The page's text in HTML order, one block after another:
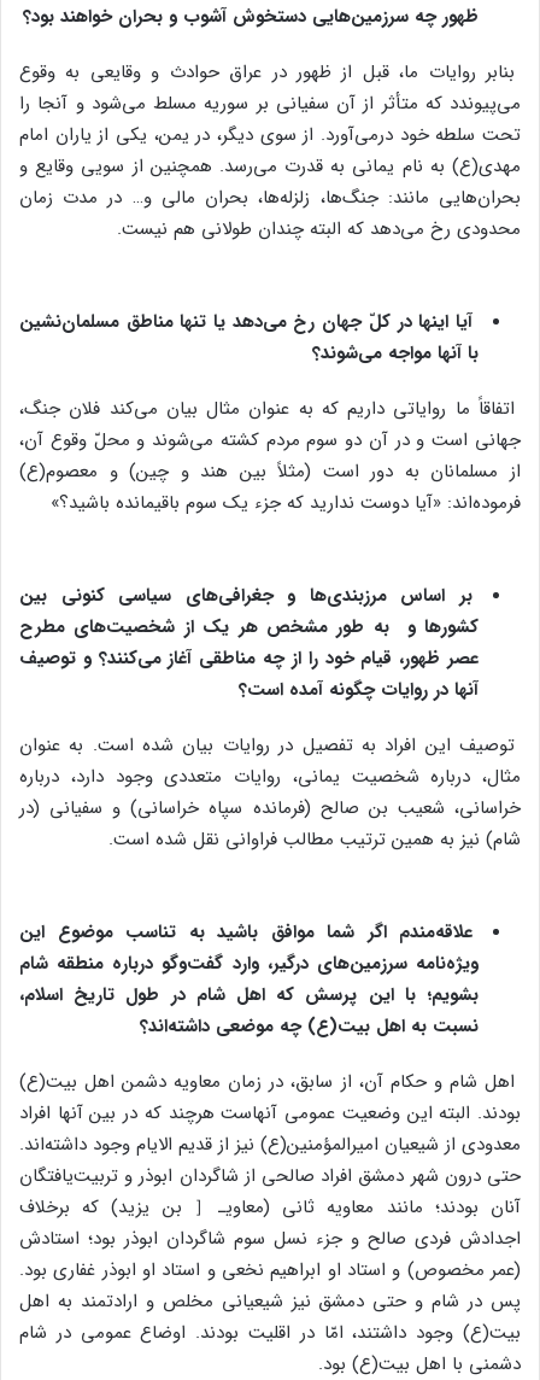
ظهور چه سرزمین‌هایی دستخوش آشوب و بحران خواهند بود؟
بنابر روایات ما، قبل از ظهور در عراق حوادث و وقایعی به وقوع
می‌پیوندد که متأثر از آن سفیانی بر سوریه مسلط می‌شود و آنجا را
تحت سلطه خود درمی‌آورد. از سوی دیگر، در یمن، یکی از یاران امام
مهدی(ع) به نام یمانی به قدرت می‌رسد. همچنین از سویی وقایع و
بحران‌هایی مانند: جنگ‌ها، زلزله‌ها، بحران مالی و… در مدت زمان
محدودی رخ می‌دهد که البته چندان طولانی هم نیست.
آیا اینها در کلّ جهان رخ می‌دهد یا تنها مناطق مسلمان‌نشین
با آنها مواجه می‌شوند؟
اتفاقاً ما روایاتی داریم که به عنوان مثال بیان می‌کند فلان جنگ،
جهانی است و در آن دو سوم مردم کشته می‌شوند و محلّ وقوع آن،
از مسلمانان به دور است (مثلاً بین هند و چین) و معصوم(ع)
فرموده‌اند: «آیا دوست ندارید که جزء یک سوم باقیمانده باشید؟»
بر اساس مرزبندی‌ها و جغرافی‌های سیاسی کنونی بین
کشورها و به طور مشخص هر یک از شخصیت‌های مطرح
عصر ظهور، قیام خود را از چه مناطقی آغاز می‌کنند؟ و توصیف
آنها در روایات چگونه آمده است؟
توصیف این افراد به تفصیل در روایات بیان شده است. به عنوان
مثال، درباره شخصیت یمانی، روایات متعددی وجود دارد، درباره
خراسانی، شعیب بن صالح (فرمانده سپاه خراسانی) و سفیانی (در
شام) نیز به همین ترتیب مطالب فراوانی نقل شده است.
علاقه‌مندم اگر شما موافق باشید به تناسب موضوع این
ویژه‌نامه سرزمین‌های درگیر، وارد گفت‌وگو درباره منطقه شام
بشویم؛ با این پرسش که اهل شام در طول تاریخ اسلام،
نسبت به اهل بیت(ع) چه موضعی داشته‌اند؟
اهل شام و حکام آن، از سابق، در زمان معاویه دشمن اهل بیت(ع)
بودند. البته این وضعیت عمومی آنهاست هرچند که در بین آنها افراد
معدودی از شیعیان امیرالمؤمنین(ع) نیز از قدیم الایام وجود داشته‌اند.
حتی درون شهر دمشق افراد صالحی از شاگردان ابوذر و تربیت‌یافتگان
آنان بودند؛ مانند معاویه ثانی (معاویـ［ بن یزید) که برخلاف
اجدادش فردی صالح و جزء نسل سوم شاگردان ابوذر بود؛ استادش
(عمر مخصوص) و استاد او ابراهیم نخعی و استاد او ابوذر غفاری بود.
پس در شام و حتی دمشق نیز شیعیانی مخلص و ارادتمند به اهل
بیت(ع) وجود داشتند، امّا در اقلیت بودند. اوضاع عمومی در شام
دشمنی با اهل بیت(ع) بود.